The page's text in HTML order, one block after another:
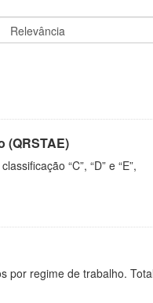
(QRSTAE)
“C”, “D” e “E”,
por regime de trabalho. Total